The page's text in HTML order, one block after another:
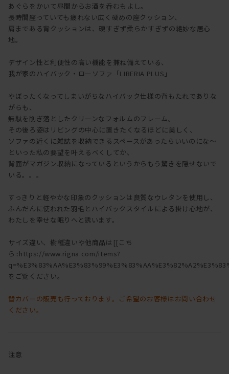
あぐらをかいて昼間からお酒を呑むもよし。
長時間座っていても疲れない広く硬めの座クッション、
肩まである背クッションは、硬すぎず柔らかすぎずの絶妙な居心
地。
デザイン性と利便性の高い機能を兼ね備えている、
我が家のハイバック・ローソファ「LIBERIA PLUS」
やぼったくなってしまいがちなハイバック仕様の背もたれでありな
がらも、
無駄を削ぎ落としたクリーンなフォルムのフレーム。
その後ろ姿はリビングの中心に置きたくなるほどに美しく、
ソファの近くに雑誌を収納できるスペースがあったらいいのにな～
といった私の要望を叶えるべくしてか、
背面がマガジン収納になっているというからもう驚きを隠せないで
いる。。。
すっきりと軽やかな印象のクッションは良質なウレタンを使用し、
ふんだんに使われた羽毛とハイバックスタイルによる掛け心地が、
わたしを幸せな眠りへと誘います。
サイズ違い、樹種違いや他商品は[[こち
ら::https://www.rigna.com/items?
をご覧ください。
替カバーの販売も行っております。ご希望のお客様はお問い合わせ
ください。
注意